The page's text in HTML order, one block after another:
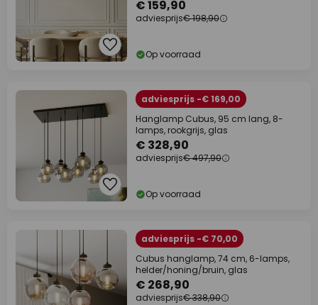
€ 159,90
adviesprijs€ 198,90
Op voorraad
adviesprijs -€ 169,00
Hanglamp Cubus, 95 cm lang, 8-
lamps, rookgrijs, glas
€ 328,90
adviesprijs€ 497,90
Op voorraad
adviesprijs -€ 70,00
Cubus hanglamp, 74 cm, 6-lamps,
helder/honing/bruin, glas
€ 268,90
adviesprijs€ 338,90